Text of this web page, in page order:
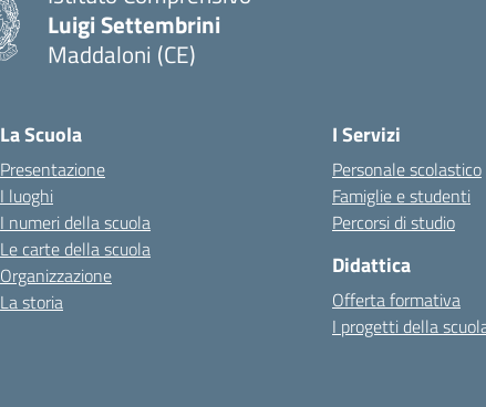
Luigi Settembrini
Maddaloni (CE)
La Scuola
Presentazione
I luoghi
I numeri della scuola
Le carte della scuola
Organizzazione
La storia
I Servizi
Personale scolastico
Famiglie e studenti
Percorsi di studio
Didattica
Offerta formativa
I progetti della